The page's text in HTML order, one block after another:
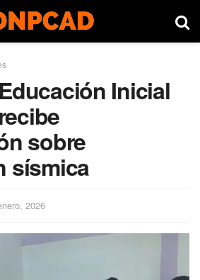
Inicial
sobre
sísmica
2026